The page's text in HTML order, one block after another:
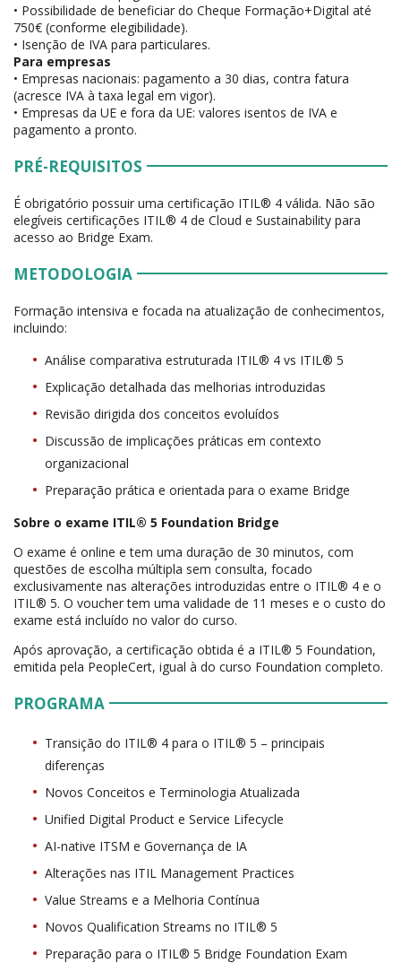
• Possibilidade de beneficiar do Cheque Formação+Digital até
750€ (conforme elegibilidade).
• Isenção de IVA para particulares.
Para empresas
• Empresas nacionais: pagamento a 30 dias, contra fatura
(acresce IVA à taxa legal em vigor).
• Empresas da UE e fora da UE: valores isentos de IVA e
pagamento a pronto.
PRÉ-REQUISITOS
É obrigatório possuir uma certificação ITIL® 4 válida. Não são
elegíveis certificações ITIL® 4 de Cloud e Sustainability para
acesso ao Bridge Exam.
METODOLOGIA
Formação intensiva e focada na atualização de conhecimentos,
incluindo:
Análise comparativa estruturada ITIL® 4 vs ITIL® 5
Explicação detalhada das melhorias introduzidas
Revisão dirigida dos conceitos evoluídos
Discussão de implicações práticas em contexto
organizacional
Preparação prática e orientada para o exame Bridge
Sobre o exame ITIL® 5 Foundation Bridge
O exame é online e tem uma duração de 30 minutos, com
questões de escolha múltipla sem consulta, focado
exclusivamente nas alterações introduzidas entre o ITIL® 4 e o
ITIL® 5. O voucher tem uma validade de 11 meses e o custo do
exame está incluído no valor do curso.
Após aprovação, a certificação obtida é a ITIL® 5 Foundation,
emitida pela PeopleCert, igual à do curso Foundation completo.
PROGRAMA
Transição do ITIL® 4 para o ITIL® 5 – principais
diferenças
Novos Conceitos e Terminologia Atualizada
Unified Digital Product e Service Lifecycle
AI-native ITSM e Governança de IA
Alterações nas ITIL Management Practices
Value Streams e a Melhoria Contínua
Novos Qualification Streams no ITIL® 5
Preparação para o ITIL® 5 Bridge Foundation Exam